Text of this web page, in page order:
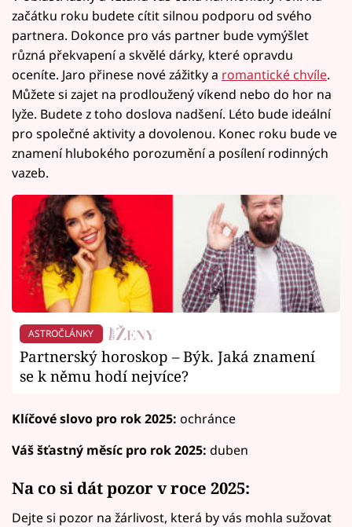
začátku roku budete cítit silnou podporu od svého
partnera. Dokonce pro vás partner bude vymýšlet
různá překvapení a skvělé dárky, které opravdu
oceníte. Jaro přinese nové zážitky a romantické chvíle.
Můžete si zajet na prodloužený víkend nebo do hor na
lyže. Budete z toho doslova nadšení. Léto bude ideální
pro společné aktivity a dovolenou. Konec roku bude ve
znamení hlubokého porozumění a posílení rodinných
vazeb.
ASTROČLÁNKY
Partnerský horoskop – Býk. Jaká znamení
se k němu hodí nejvíce?
Klíčové slovo pro rok 2025: ochránce
Váš šťastný měsíc pro rok 2025: duben
Na co si dát pozor v roce 2025:
Dejte si pozor na žárlivost, která by vás mohla sužovat